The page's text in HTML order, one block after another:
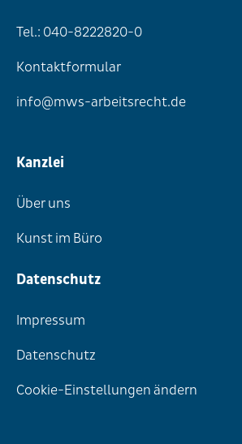
Tel.: 040-8222820-0
Kontaktformular
info@mws-arbeitsrecht.de
Kanzlei
Über uns
Kunst im Büro
Datenschutz
Impressum
Datenschutz
Cookie-Einstellungen ändern